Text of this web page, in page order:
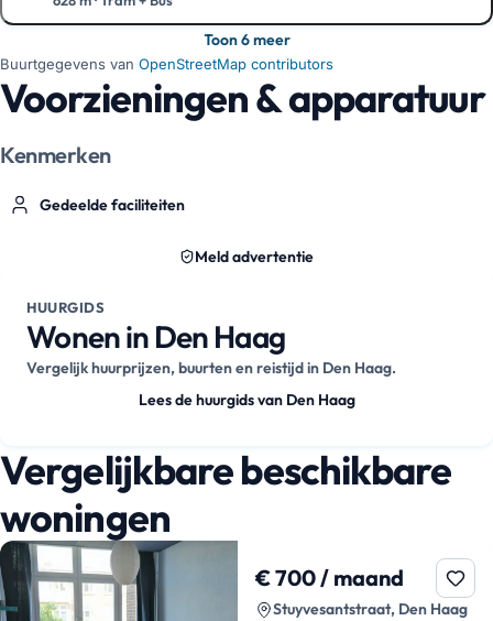
Toon op de kaart
Toon 6 meer
Buurtgegevens van OpenStreetMap contributors
Voorzieningen & apparatuur
Kenmerken
Gedeelde faciliteiten
Meld advertentie
HUURGIDS
Wonen in Den Haag
Vergelijk huurprijzen, buurten en reistijd in Den Haag.
Lees de huurgids van Den Haag
Vergelijkbare beschikbare
woningen
€ 700 / maand
Stuyvesantstraat, Den Haag